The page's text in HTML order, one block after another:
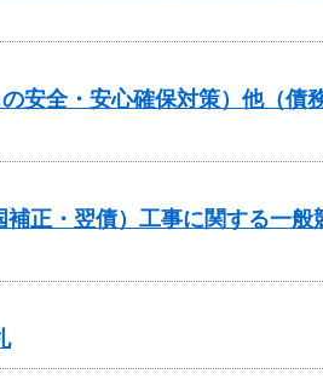
安全・安心確保対策）他（債
正・翌債）工事に関する一般